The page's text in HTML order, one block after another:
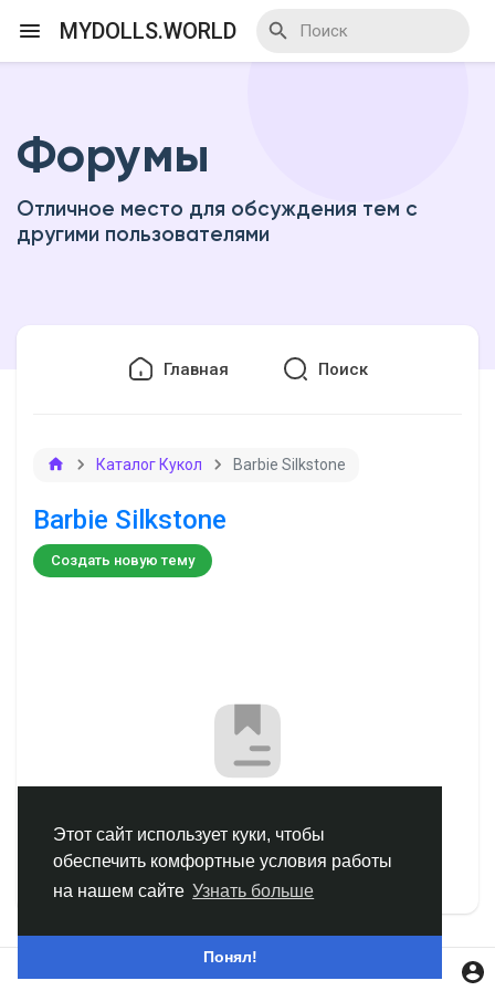
Этот сайт использует куки, чтобы
обеспечить комфортные условия работы
на нашем сайте Узнать больше
Понял!
MYDOLLS.WORLD
Я организатор
Смотреть Группы
Смотреть Страницы
Найти сообщения
Форумы
Отличное место для обсуждения тем с
другими пользователями
Главная Поиск
Каталог Кукол Barbie Silkstone
Barbie Silkstone
Создать новую тему